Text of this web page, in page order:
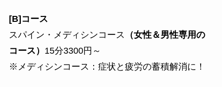
[B]コース
スパイン・メディシンコース （女性＆男性専用の
コース） 15分3300円～
※メディシンコース：症状と疲労の蓄積解消に！